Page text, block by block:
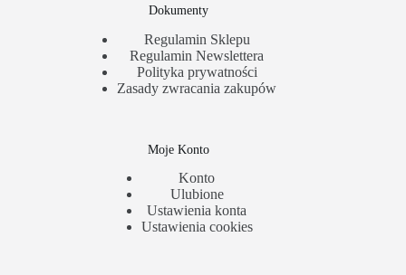
Dokumenty
Regulamin Sklepu
Regulamin Newslettera
Polityka prywatności
Zasady zwracania zakupów
Moje Konto
Konto
Ulubione
Ustawienia konta
Ustawienia cookies